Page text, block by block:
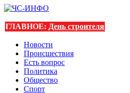
ГЛАВНОЕ: День строителя
Новости
Происшествия
Есть вопрос
Политика
Общество
Спорт